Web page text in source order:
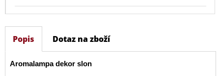
Popis Dotaz na zboží
Aromalampa dekor slon